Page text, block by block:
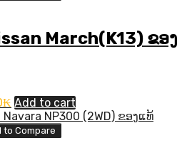
March(K13) ຂອງ
₭ Current
price
is:
580,000₭.
Add to cart
to Compare